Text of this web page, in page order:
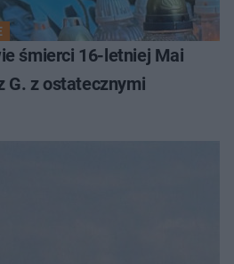
śmierci 16-letniej Mai
G. z ostatecznymi